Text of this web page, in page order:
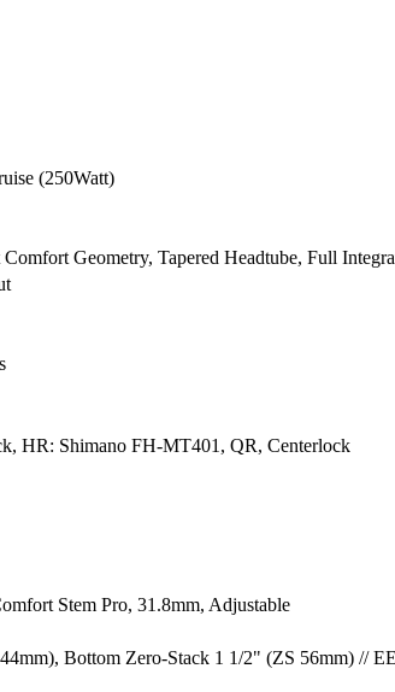
(250Watt)
Geometry, Tapered Headtube, Full
HR: Shimano FH-MT401, QR, Centerlock
Stem Pro, 31.8mm, Adjustable
Bottom Zero-Stack 1 1/2" (ZS 56mm) //